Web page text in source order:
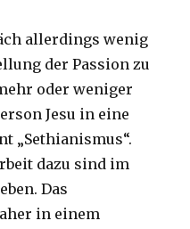
allerdings wenig
der Passion zu
oder weniger
Jesu in eine
„Sethianismus“.
dazu sind im
Das
in einem